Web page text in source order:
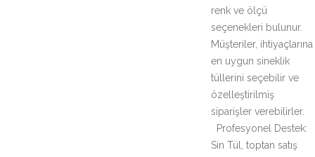
renk ve ölçü
seçenekleri bulunur.
Müşteriler, ihtiyaçlarına
en uygun sineklik
tüllerini seçebilir ve
özelleştirilmiş
siparişler verebilirler.
Profesyonel Destek:
Sin Tül, toptan satış